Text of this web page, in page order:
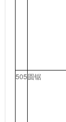
505圆锯